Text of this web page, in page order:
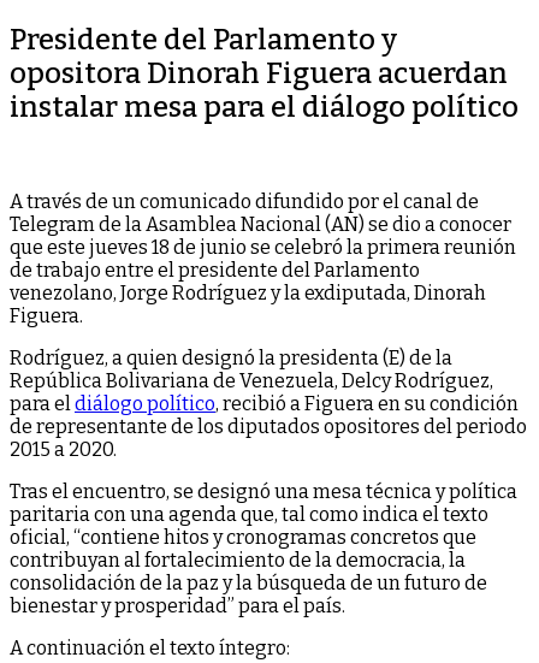
Presidente del Parlamento y
opositora Dinorah Figuera acuerdan
instalar mesa para el diálogo político
A través de un comunicado difundido por el canal de
Telegram de la Asamblea Nacional (AN) se dio a conocer
que este jueves 18 de junio se celebró la primera reunión
de trabajo entre el presidente del Parlamento
venezolano, Jorge Rodríguez y la exdiputada, Dinorah
Figuera.
Rodríguez, a quien designó la presidenta (E) de la
República Bolivariana de Venezuela, Delcy Rodríguez,
para eldiálogo político, recibió a Figuera en su condición
de representante de los diputados opositores del periodo
2015 a 2020.
Tras el encuentro, se designó una mesa técnica y política
paritaria con una agenda que, tal como indica el texto
oficial, “contiene hitos y cronogramas concretos que
contribuyan al fortalecimiento de la democracia, la
consolidación de la paz y la búsqueda de un futuro de
bienestar y prosperidad” para el país.
A continuación el texto íntegro: